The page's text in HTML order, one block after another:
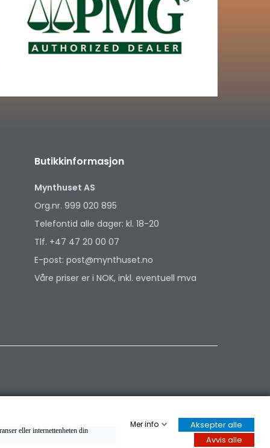
Butikkinformasjon
Mynthuset AS
Org.nr. 999 020 895
Telefontid alle dager: kl. 18-20
Tlf. +47 47 20 00 07
E-post: post@mynthuset.no
Våre priser er i NOK, inkl. eventuell mva
eller internettenheten din
Mer info
Aksepter alle
Avvis alle